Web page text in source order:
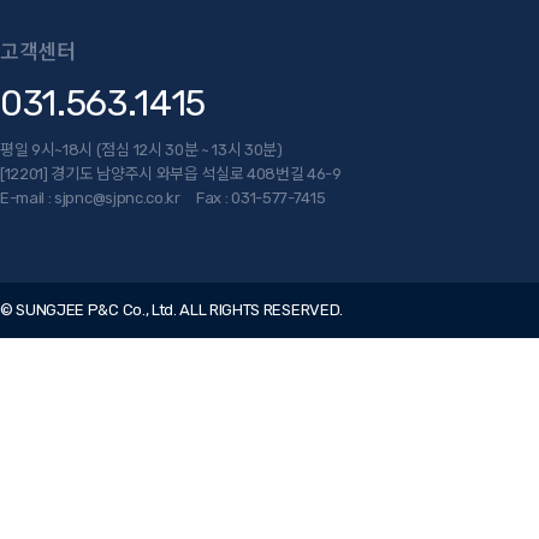
고객센터
031.563.1415
평일 9시~18시 (점심 12시 30분 ~ 13시 30분)
[12201] 경기도 남양주시 와부읍 석실로 408번길 46-9
E-mail : sjpnc@sjpnc.co.kr Fax : 031-577-7415
© SUNGJEE P&C Co., Ltd. ALL RIGHTS RESERVED.